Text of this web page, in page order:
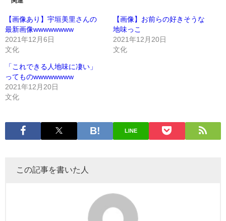
【画像あり】宇垣美里さんの
最新画像wwwwwwww
2021年12月6日
文化
【画像】お前らの好きそうな
地味っこ
2021年12月20日
文化
「これできる人地味に凄い」
ってものwwwwwwww
2021年12月20日
文化
LINE
この記事を書いた人